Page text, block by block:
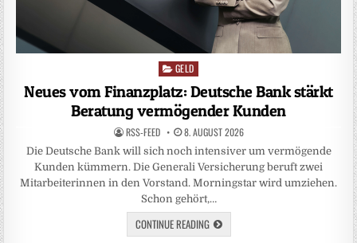
Posted
in
GELD
Neues vom Finanzplatz: Deutsche Bank stärkt
Beratung vermögender Kunden
RSS-FEED 8. AUGUST 2026
Die Deutsche Bank will sich noch intensiver um vermögende
Kunden kümmern. Die Generali Versicherung beruft zwei
Mitarbeiterinnen in den Vorstand. Morningstar wird umziehen.
Schon gehört,…
CONTINUE READING